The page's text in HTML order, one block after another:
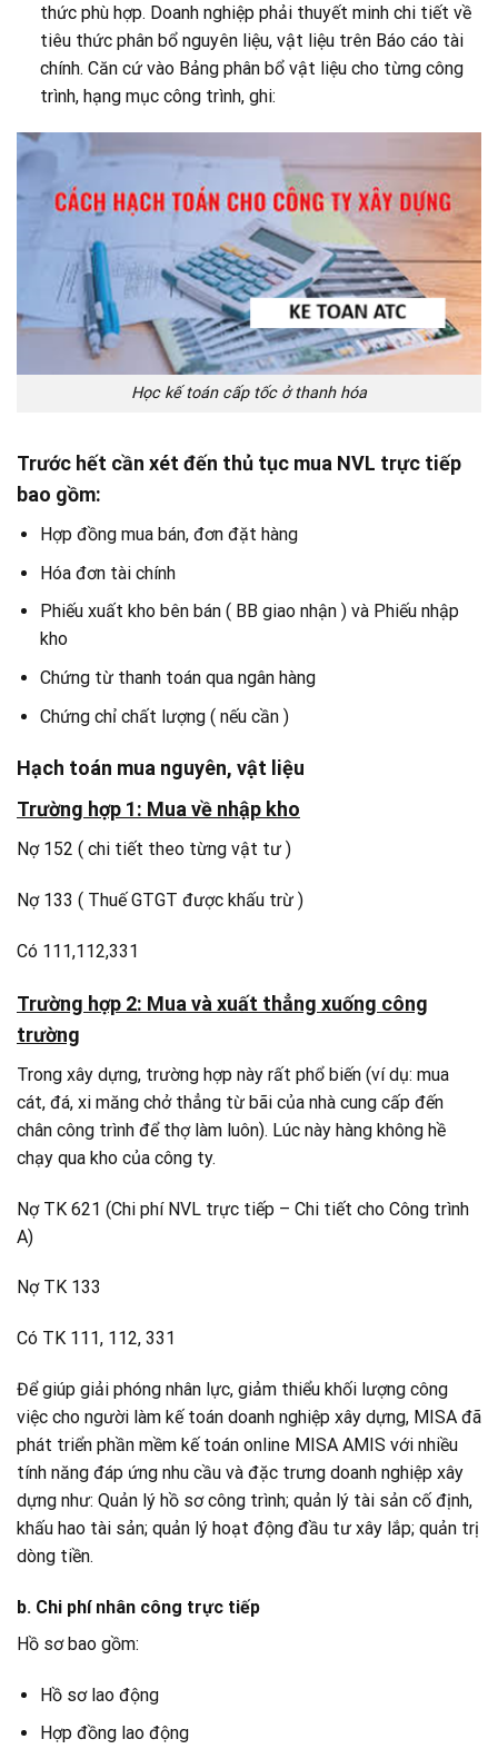
thức phù hợp. Doanh nghiệp phải thuyết minh chi tiết về
tiêu thức phân bổ nguyên liệu, vật liệu trên Báo cáo tài
chính. Căn cứ vào Bảng phân bổ vật liệu cho từng công
trình, hạng mục công trình, ghi:
Học kế toán cấp tốc ở thanh hóa
Trước hết cần xét đến thủ tục mua NVL trực tiếp
bao gồm:
Hợp đồng mua bán, đơn đặt hàng
Hóa đơn tài chính
Phiếu xuất kho bên bán ( BB giao nhận ) và Phiếu nhập
kho
Chứng từ thanh toán qua ngân hàng
Chứng chỉ chất lượng ( nếu cần )
Hạch toán mua nguyên, vật liệu
Trường hợp 1: Mua về nhập kho
Nợ 152 ( chi tiết theo từng vật tư )
Nợ 133 ( Thuế GTGT được khấu trừ )
Có 111,112,331
Trường hợp 2: Mua và xuất thẳng xuống công
trường
Trong xây dựng, trường hợp này rất phổ biến (ví dụ: mua
cát, đá, xi măng chở thẳng từ bãi của nhà cung cấp đến
chân công trình để thợ làm luôn). Lúc này hàng không hề
chạy qua kho của công ty.
Nợ TK 621 (Chi phí NVL trực tiếp – Chi tiết cho Công trình
A)
Nợ TK 133
Có TK 111, 112, 331
Để giúp giải phóng nhân lực, giảm thiểu khối lượng công
việc cho người làm kế toán doanh nghiệp xây dựng, MISA đã
phát triển phần mềm kế toán online MISA AMIS với nhiều
tính năng đáp ứng nhu cầu và đặc trưng doanh nghiệp xây
dựng như: Quản lý hồ sơ công trình; quản lý tài sản cố định,
khấu hao tài sản; quản lý hoạt động đầu tư xây lắp; quản trị
dòng tiền.
b. Chi phí nhân công trực tiếp
Hồ sơ bao gồm:
Hồ sơ lao động
Hợp đồng lao động